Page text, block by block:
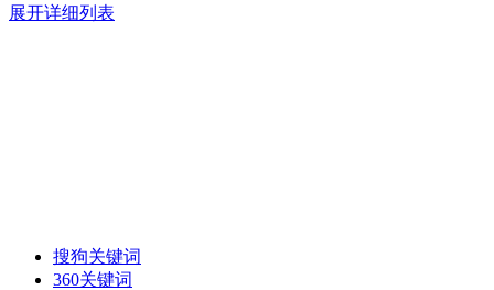
展开详细列表
搜狗关键词
360关键词